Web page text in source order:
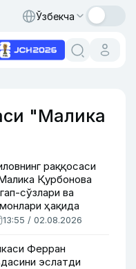
Ўзбекча
"Малика
раққосаси
Қурбонова
сўзлари ва
ҳақида
13:55 / 02.08.2026
Ферран
эслатди